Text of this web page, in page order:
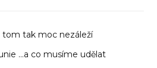
tom tak moc nezáleží
…a co musíme udělat